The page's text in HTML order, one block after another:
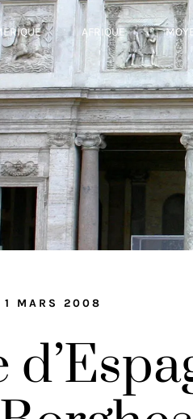
AFRIQUE
1 MARS 2008